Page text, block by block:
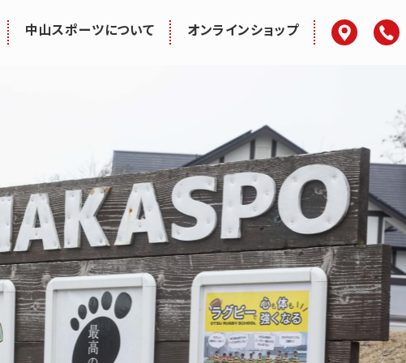
中山スポーツについて オンラインショップ アクセス電話